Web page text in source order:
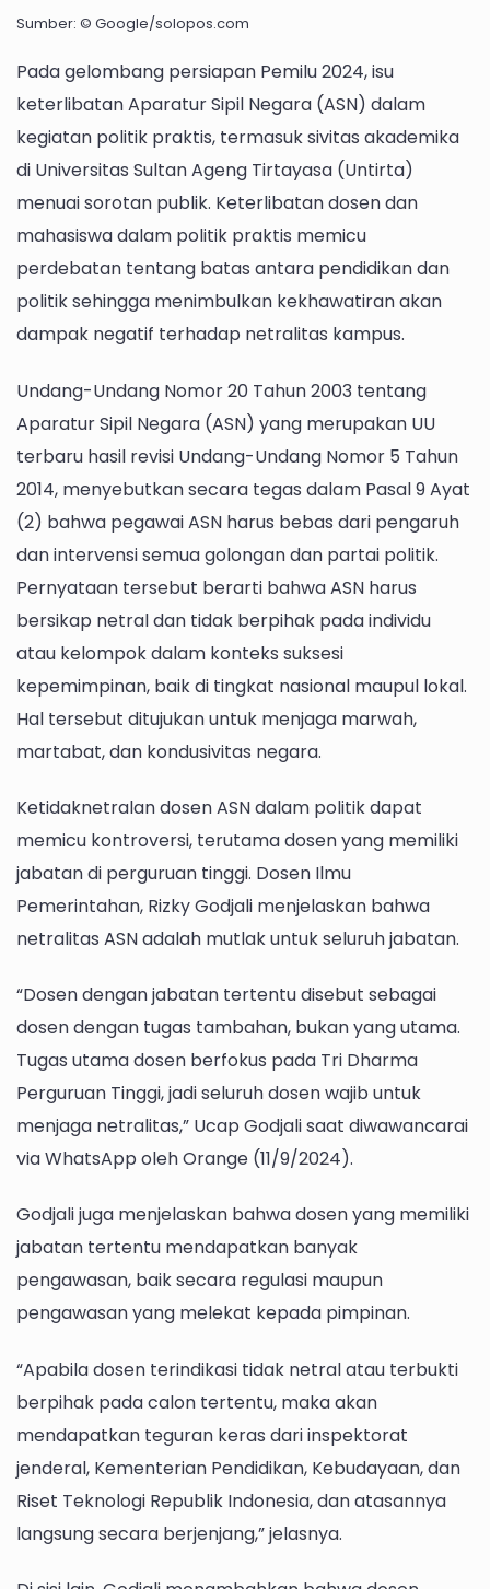
Sumber: © Google/solopos.com
Pada gelombang persiapan Pemilu 2024, isu
keterlibatan Aparatur Sipil Negara (ASN) dalam
kegiatan politik praktis, termasuk sivitas akademika
di Universitas Sultan Ageng Tirtayasa (Untirta)
menuai sorotan publik. Keterlibatan dosen dan
mahasiswa dalam politik praktis memicu
perdebatan tentang batas antara pendidikan dan
politik sehingga menimbulkan kekhawatiran akan
dampak negatif terhadap netralitas kampus.
Undang-Undang Nomor 20 Tahun 2003 tentang
Aparatur Sipil Negara (ASN) yang merupakan UU
terbaru hasil revisi Undang-Undang Nomor 5 Tahun
2014, menyebutkan secara tegas dalam Pasal 9 Ayat
(2) bahwa pegawai ASN harus bebas dari pengaruh
dan intervensi semua golongan dan partai politik.
Pernyataan tersebut berarti bahwa ASN harus
bersikap netral dan tidak berpihak pada individu
atau kelompok dalam konteks suksesi
kepemimpinan, baik di tingkat nasional maupul lokal.
Hal tersebut ditujukan untuk menjaga marwah,
martabat, dan kondusivitas negara.
Ketidaknetralan dosen ASN dalam politik dapat
memicu kontroversi, terutama dosen yang memiliki
jabatan di perguruan tinggi. Dosen Ilmu
Pemerintahan, Rizky Godjali menjelaskan bahwa
netralitas ASN adalah mutlak untuk seluruh jabatan.
“Dosen dengan jabatan tertentu disebut sebagai
dosen dengan tugas tambahan, bukan yang utama.
Tugas utama dosen berfokus pada Tri Dharma
Perguruan Tinggi, jadi seluruh dosen wajib untuk
menjaga netralitas,” Ucap Godjali saat diwawancarai
via WhatsApp oleh Orange (11/9/2024).
Godjali juga menjelaskan bahwa dosen yang memiliki
jabatan tertentu mendapatkan banyak
pengawasan, baik secara regulasi maupun
pengawasan yang melekat kepada pimpinan.
“Apabila dosen terindikasi tidak netral atau terbukti
berpihak pada calon tertentu, maka akan
mendapatkan teguran keras dari inspektorat
jenderal, Kementerian Pendidikan, Kebudayaan, dan
Riset Teknologi Republik Indonesia, dan atasannya
langsung secara berjenjang,” jelasnya.